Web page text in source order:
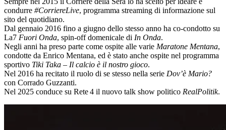
condurre #CorriereLive, programma streaming di informazione sul
sito del quotidiano.
Dal gennaio 2016 fino a giugno dello stesso anno ha co-condotto su
La7 Fuori Onda, spin-off domenicale di In Onda.
Negli anni ha preso parte come ospite alle varie Maratone Mentana,
condotte da Enrico Mentana, ed è stato anche ospite nel programma
sportivo Tiki Taka – Il calcio è il nostro gioco.
Nel 2016 ha recitato il ruolo di se stesso nella serie Dov’è Mario?
con Corrado Guzzanti.
Nel 2025 conduce su Rete 4 il nuovo talk show politico RealPolitik.